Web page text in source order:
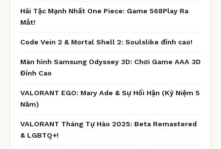
Hải Tặc Mạnh Nhất One Piece: Game 568Play Ra
Mắt!
Code Vein 2 & Mortal Shell 2: Soulslike đỉnh cao!
Màn hình Samsung Odyssey 3D: Chơi Game AAA 3D
Đỉnh Cao
VALORANT EGO: Mary Ade & Sự Hối Hận (Kỷ Niệm 5
Năm)
VALORANT Tháng Tự Hào 2025: Beta Remastered
& LGBTQ+!